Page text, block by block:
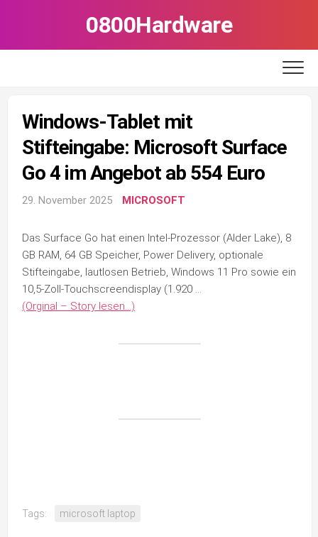
0800Hardware
Windows-Tablet mit
Stifteingabe: Microsoft Surface
Go 4 im Angebot ab 554 Euro
29. November 2025 MICROSOFT
Das Surface Go hat einen Intel-Prozessor (Alder Lake), 8
GB RAM, 64 GB Speicher, Power Delivery, optionale
Stifteingabe, lautlosen Betrieb, Windows 11 Pro sowie ein
10,5-Zoll-Touchscreendisplay (1.920 …
(Orginal – Story lesen…)
Tags: microsoft laptop